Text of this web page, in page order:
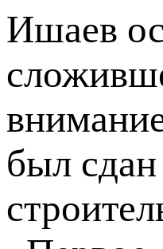
Ишаев
был сдан